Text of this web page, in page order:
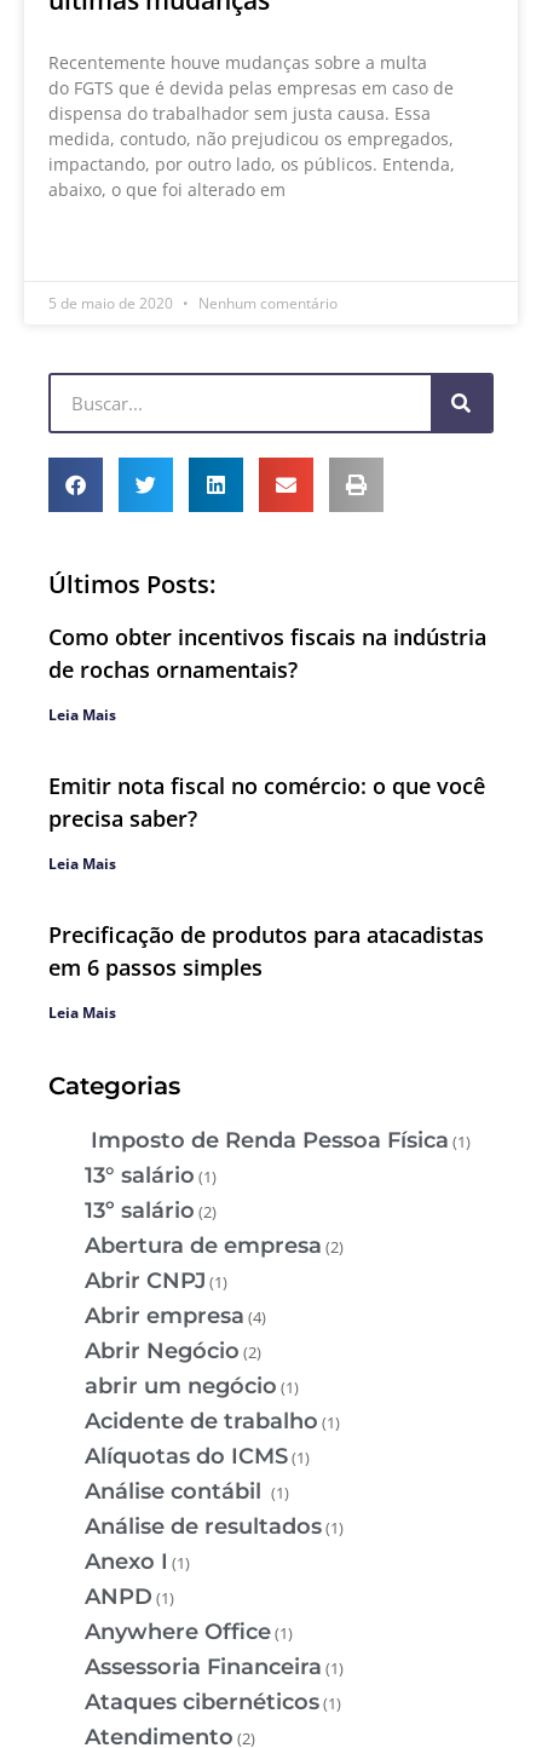
Recentemente houve mudanças sobre a multa
do FGTS que é devida pelas empresas em caso de
dispensa do trabalhador sem justa causa. Essa
medida, contudo, não prejudicou os empregados,
impactando, por outro lado, os públicos. Entenda,
abaixo, o que foi alterado em
5 de maio de 2020 Nenhum comentário
Últimos Posts:
Como obter incentivos fiscais na indústria
de rochas ornamentais?
Leia Mais
Emitir nota fiscal no comércio: o que você
precisa saber?
Leia Mais
Precificação de produtos para atacadistas
em 6 passos simples
Leia Mais
Categorias
Imposto de Renda Pessoa Física (1)
13° salário (1)
13º salário (2)
Abertura de empresa (2)
Abrir CNPJ (1)
Abrir empresa (4)
Abrir Negócio (2)
abrir um negócio (1)
Acidente de trabalho (1)
Alíquotas do ICMS(1)
Análise contábil (1)
Análise de resultados(1)
Anexo I (1)
ANPD (1)
Anywhere Office(1)
Assessoria Financeira (1)
Ataques cibernéticos(1)
Atendimento (2)